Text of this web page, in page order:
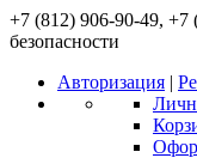
+7 (812) 906-90-49, +7
безопасности
Авторизация |